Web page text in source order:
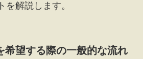
を解説します。
希望する際の一般的な流れ